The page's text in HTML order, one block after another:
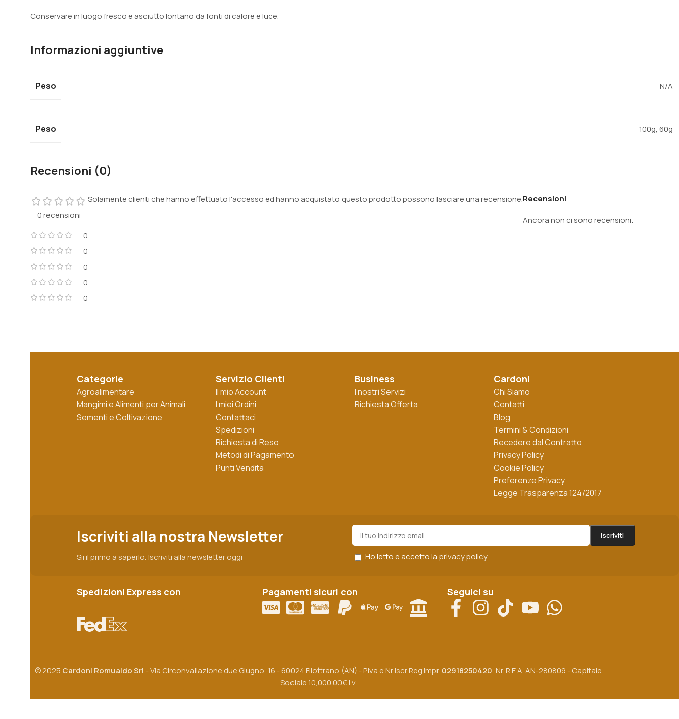
Conservare in luogo fresco e asciutto lontano da fonti di calore e luce.
Informazioni aggiuntive
Peso N/A
Peso 100g, 60g
Recensioni (0)
0 recensioni
0
0
0
0
0
Recensioni
Ancora non ci sono recensioni.
Solamente clienti che hanno effettuato l'accesso ed hanno acquistato questo prodotto possono lasciare una recensione.
Categorie
Agroalimentare
Mangimi e Alimenti per Animali
Sementi e Coltivazione
Servizio Clienti
Il mio Account
I miei Ordini
Contattaci
Spedizioni
Richiesta di Reso
Metodi di Pagamento
Punti Vendita
Business
I nostri Servizi
Richiesta Offerta
Cardoni
Chi Siamo
Contatti
Blog
Termini & Condizioni
Recedere dal Contratto
Privacy Policy
Cookie Policy
Preferenze Privacy
Legge Trasparenza 124/2017
Iscriviti alla nostra Newsletter
Sii il primo a saperlo. Iscriviti alla newsletter oggi Ho letto e accetto laprivacy policy
Spedizioni Express con Pagamenti sicuri con Seguici su
© 2025 Cardoni Romualdo Srl - Via Circonvallazione due Giugno, 16 - 60024 Filottrano (AN) - P.Iva e Nr Iscr Reg Impr. 02918250420, Nr. R.E.A. AN-280809 - Capitale
Sociale 10,000.00€ i.v.